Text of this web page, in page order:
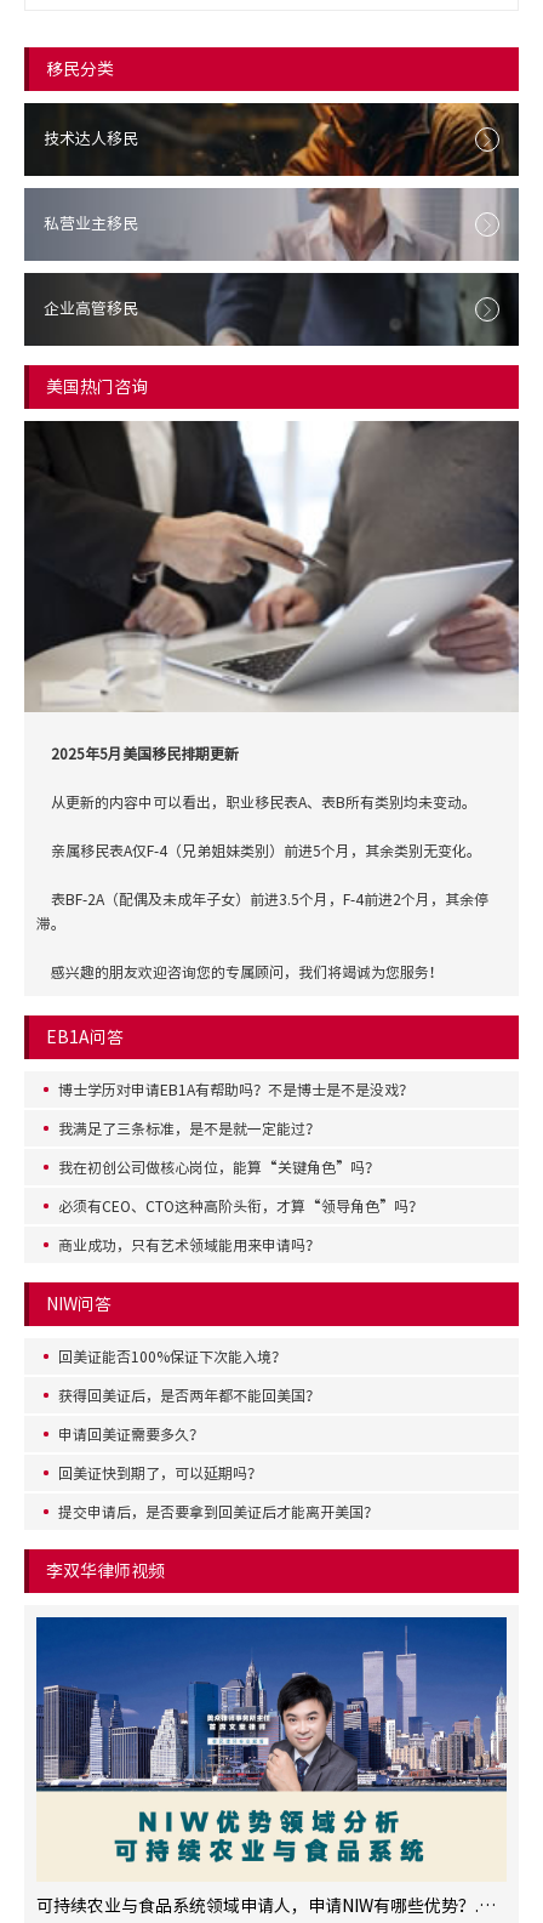
移民分类
技术达人移民
私营业主移民
企业高管移民
美国热门咨询
2025年5月美国移民排期更新
从更新的内容中可以看出，职业移民表A、表B所有类别均未变动。
亲属移民表A仅F-4（兄弟姐妹类别）前进5个月，其余类别无变化。
表BF-2A（配偶及未成年子女）前进3.5个月，F-4前进2个月，其余停
滞。
感兴趣的朋友欢迎咨询您的专属顾问，我们将竭诚为您服务！
EB1A问答
博士学历对申请EB1A有帮助吗？不是博士是不是没戏？
我满足了三条标准，是不是就一定能过？
我在初创公司做核心岗位，能算“关键角色”吗？
必须有CEO、CTO这种高阶头衔，才算“领导角色”吗？
商业成功，只有艺术领域能用来申请吗？
NIW问答
回美证能否100%保证下次能入境？
获得回美证后，是否两年都不能回美国？
申请回美证需要多久？
回美证快到期了，可以延期吗？
提交申请后，是否要拿到回美证后才能离开美国？
李双华律师视频
可持续农业与食品系统领域申请人，申请NIW有哪些优势？.mp4